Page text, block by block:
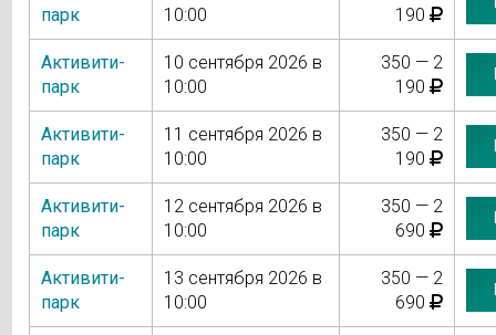
парк
10:00
190
Активити-
парк
10 сентября 2026 в
10:00
350 — 2
190
Активити-
парк
11 сентября 2026 в
10:00
350 — 2
190
Активити-
парк
12 сентября 2026 в
10:00
350 — 2
690
Активити-
парк
13 сентября 2026 в
10:00
350 — 2
690